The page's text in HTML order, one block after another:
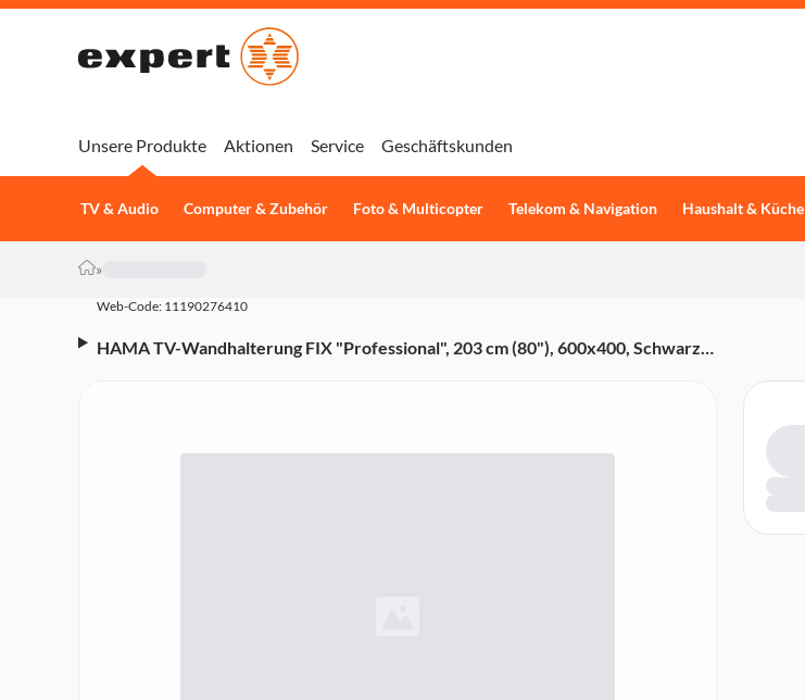
Unsere Produkte
TV & Audio Computer & Zubehör Foto & Multicopter Telekom & Navigation Haushalt & Küche
Aktionen Service Geschäftskunden
»
Web-Code: 11190276410
HAMA TV-Wandhalterung FIX "Professional", 203 cm (80"), 600x400, Schwarz